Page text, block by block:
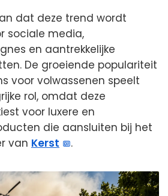
dat deze trend wordt
sociale media,
en aantrekkelijke
De groeiende populariteit
voor volwassenen speelt
rol, omdat deze
voor luxere en
die aansluiten bij het
van Kerst .